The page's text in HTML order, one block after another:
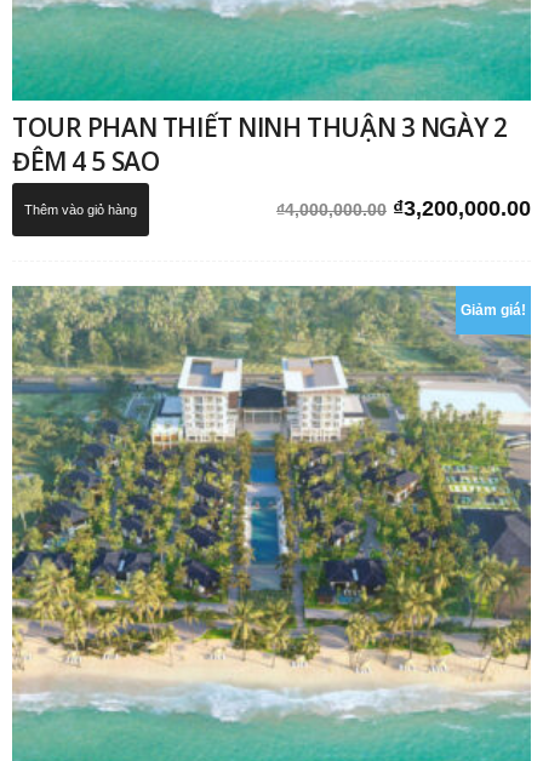
TOUR PHAN THIẾT NINH THUẬN 3 NGÀY 2
ĐÊM 4 5 SAO
₫4,000,000.00 Giá
₫4,000,000.00.
₫3,200,000.00
Thêm vào giỏ hàng
Giảm giá!